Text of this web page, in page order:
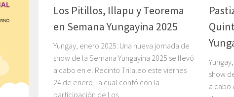
Los Pitillos, Illapu y Teorema
en Semana Yungayina 2025
Yungay, enero 2025: Una nueva jornada de
show de la Semana Yungayina 2025 se llevó
a cabo en el Recinto Trilaleo este viernes
24 de enero, la cual contó con la
participación de Los...
show
a cabo